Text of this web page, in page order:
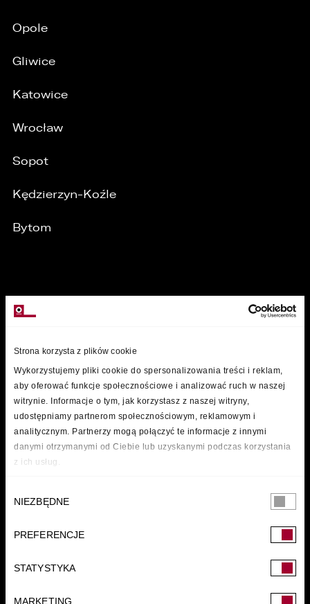
Strona korzysta z plików cookie
Wykorzystujemy pliki cookie do spersonalizowania treści i reklam,
aby oferować funkcje społecznościowe i analizować ruch w naszej
witrynie. Informacje o tym, jak korzystasz z naszej witryny,
udostępniamy partnerom społecznościowym, reklamowym i
analitycznym. Partnerzy mogą połączyć te informacje z innymi
danymi otrzymanymi od Ciebie lub uzyskanymi podczas korzystania
z ich usług.
zgody
NIEZBĘDNE
PREFERENCJE
STATYSTYKA
MARKETING
Opole
Gliwice
Katowice
Wrocław
Sopot
Kędzierzyn-Koźle
Bytom
FUNDACJA